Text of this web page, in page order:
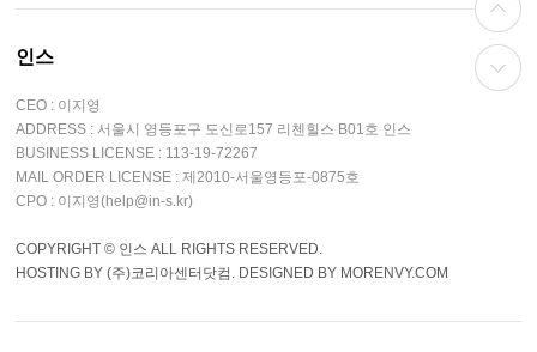
인스
CEO : 이지영
ADDRESS : 서울시 영등포구 도신로157 리첸힐스 B01호 인스
BUSINESS LICENSE : 113-19-72267
MAIL ORDER LICENSE : 제2010-서울영등포-0875호
CPO : 이지영(help@in-s.kr)
COPYRIGHT © 인스 ALL RIGHTS RESERVED.
HOSTING BY (주)코리아센터닷컴. DESIGNED BY MORENVY.COM